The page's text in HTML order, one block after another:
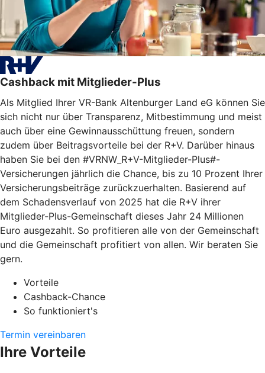
Cashback mit Mitglieder-Plus
Als Mitglied Ihrer VR-Bank Altenburger Land eG können Sie
sich nicht nur über Transparenz, Mitbestimmung und meist
auch über eine Gewinnausschüttung freuen, sondern
zudem über Beitragsvorteile bei der R+V. Darüber hinaus
haben Sie bei den #VRNW_R+V-Mitglieder-Plus#-
Versicherungen jährlich die Chance, bis zu 10 Prozent Ihrer
Versicherungsbeiträge zurückzuerhalten. Basierend auf
dem Schadensverlauf von 2025 hat die R+V ihrer
Mitglieder-Plus-Gemeinschaft dieses Jahr 24 Millionen
Euro ausgezahlt. So profitieren alle von der Gemeinschaft
und die Gemeinschaft profitiert von allen. Wir beraten Sie
gern.
Vorteile
Cashback-Chance
So funktioniert's
Termin vereinbaren
Ihre Vorteile